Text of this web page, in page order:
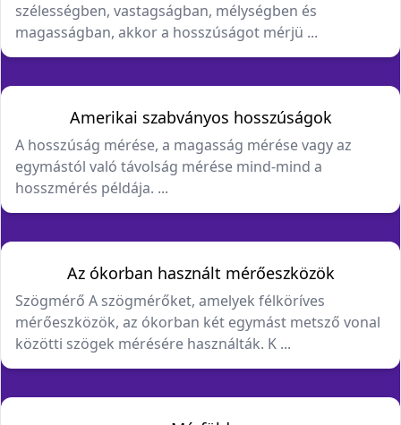
szélességben, vastagságban, mélységben és
magasságban, akkor a hosszúságot mérjü ...
Amerikai szabványos hosszúságok
A hosszúság mérése, a magasság mérése vagy az
egymástól való távolság mérése mind-mind a
hosszmérés példája. ...
Az ókorban használt mérőeszközök
Szögmérő A szögmérőket, amelyek félköríves
mérőeszközök, az ókorban két egymást metsző vonal
közötti szögek mérésére használták. K ...